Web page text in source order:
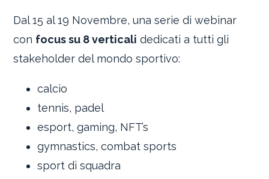
Dal 15 al 19 Novembre, una serie di webinar
con focus su 8 verticali dedicati a tutti gli
stakeholder del mondo sportivo:
calcio
tennis, padel
esport, gaming, NFT’s
gymnastics, combat sports
sport di squadra